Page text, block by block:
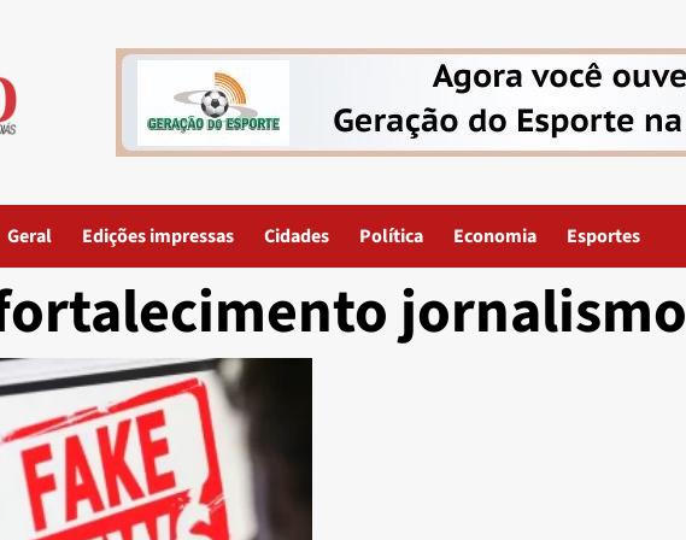
Geral Edições impressas Cidades Política Economia Esportes
jornalismo